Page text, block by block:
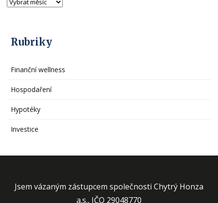
Rubriky
Finanční wellness
Hospodaření
Hypotéky
Investice
Jsem vázaným zástupcem společnosti Chytrý Honza
a.s., IČO 29048770